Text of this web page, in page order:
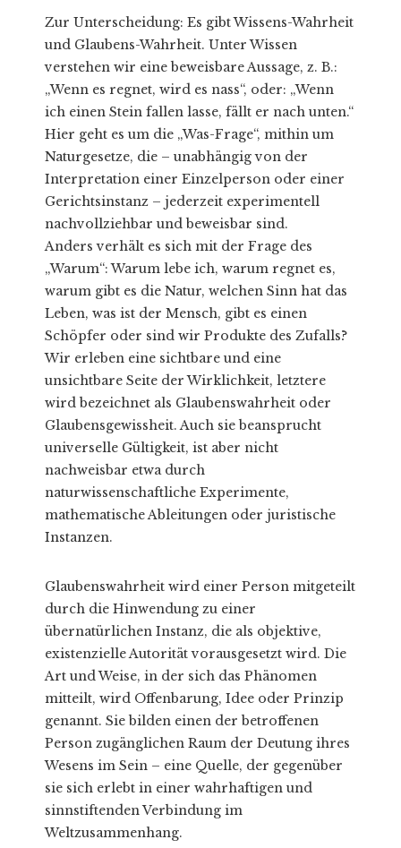
Zur Unterscheidung: Es gibt Wissens-Wahrheit
und Glaubens-Wahrheit. Unter Wissen
verstehen wir eine beweisbare Aussage, z. B.:
„Wenn es regnet, wird es nass“, oder: „Wenn
ich einen Stein fallen lasse, fällt er nach unten.“
Hier geht es um die „Was-Frage“, mithin um
Naturgesetze, die – unabhängig von der
Interpretation einer Einzelperson oder einer
Gerichtsinstanz – jederzeit experimentell
nachvollziehbar und beweisbar sind.
Anders verhält es sich mit der Frage des
„Warum“: Warum lebe ich, warum regnet es,
warum gibt es die Natur, welchen Sinn hat das
Leben, was ist der Mensch, gibt es einen
Schöpfer oder sind wir Produkte des Zufalls?
Wir erleben eine sichtbare und eine
unsichtbare Seite der Wirklichkeit, letztere
wird bezeichnet als Glaubenswahrheit oder
Glaubens­gewissheit. Auch sie beansprucht
universelle Gültigkeit, ist aber nicht
nachweisbar etwa durch
naturwissenschaftliche Experimente,
mathematische Ableitungen oder juristische
Instanzen.
Glaubenswahrheit wird einer Person mitgeteilt
durch die Hinwendung zu einer
übernatürlichen Instanz, die als objektive,
existenzielle Autorität vorausgesetzt wird. Die
Art und Weise, in der sich das Phänomen
mitteilt, wird Offenbarung, Idee oder Prinzip
genannt. Sie bilden einen der betroffenen
Person zugänglichen Raum der Deutung ihres
Wesens im Sein – eine Quelle, der gegenüber
sie sich erlebt in einer wahrhaftigen und
sinnstiftenden Verbindung im
Weltzusammenhang.